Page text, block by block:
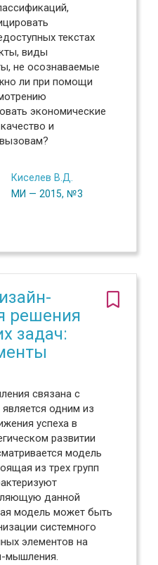
текстах
виды
не осознаваемые
ли при помощи
экономические
и
Киселев В.Д.
МИ — 2015, №3
решения
задач:
связана с
одним из
успеха в
развитии
модель
из трех групп
данной
модель может быть
системного
элементов на
мышления.